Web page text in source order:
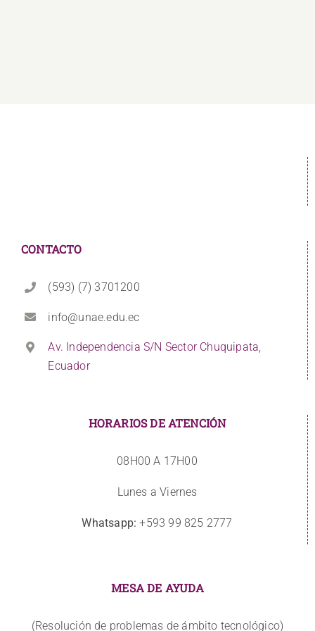
CONTACTO
(593) (7) 3701200
info@unae.edu.ec
Av. Independencia S/N Sector Chuquipata,
Ecuador
HORARIOS DE ATENCIÓN
08H00 A 17H00
Lunes a Viernes
Whatsapp: +593 99 825 2777
MESA DE AYUDA
(Resolución de problemas de ámbito tecnológico)